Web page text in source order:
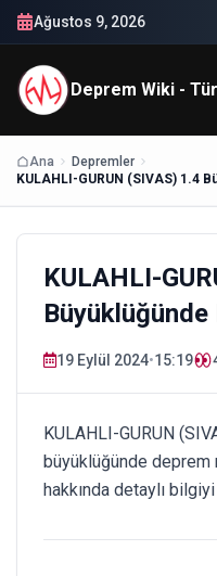
Ağustos 9, 2026
Deprem Wiki -
Ana
Depremler
KULAHLI-GURUN (SIVAS) 1.4
KULAHLI-
Büyüklüğünde
19 Eylül 2024•15:19
KULAHLI-GURUN
büyüklüğünde
hakkında detaylı